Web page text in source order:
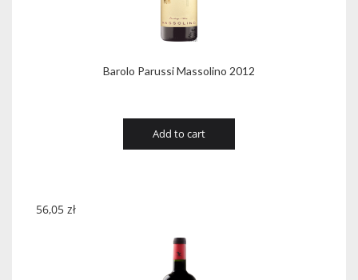
Barolo Parussi Massolino 2012
Add to cart
56,05 zł